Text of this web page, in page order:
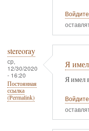
Войдите
stereoray
ср,
12/30/2020
- 16:20
Постоянная
ссылка
(Permalink)
Я
Я имел
Войдите